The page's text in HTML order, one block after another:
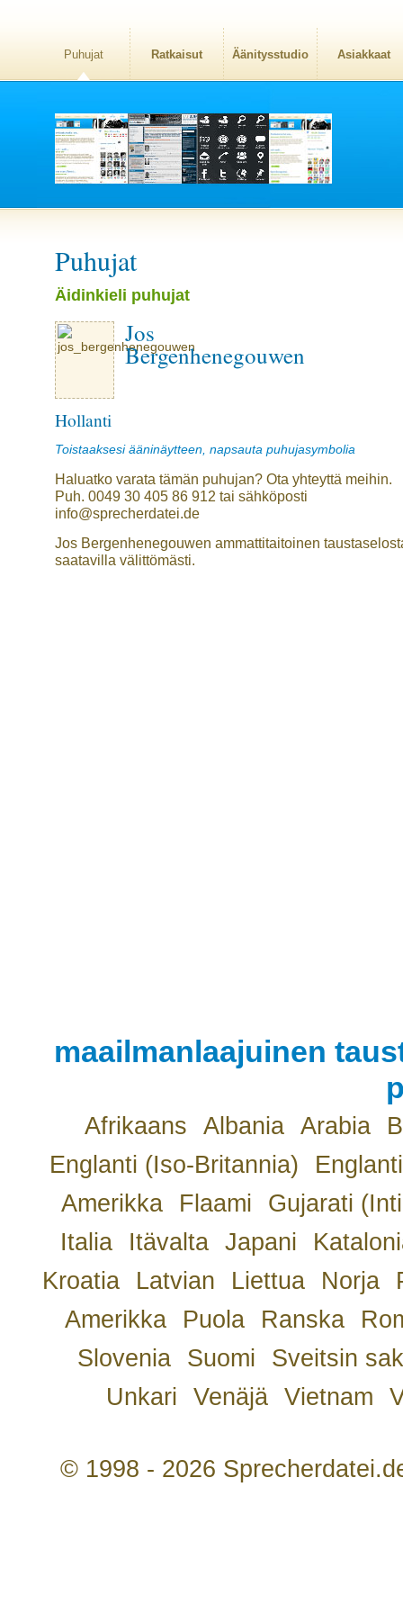
Puhujat Ratkaisut Äänitysstudio Asiakkaat
Puhujat
Äidinkieli puhujat
Jos
Bergenhenegouwen
Hollanti
Toistaaksesi ääninäytteen, napsauta puhujasymbolia
Haluatko varata tämän puhujan? Ota yhteyttä meihin.
Puh. 0049 30 405 86 912 tai sähköposti
info@sprecherdatei.de
Jos Bergenhenegouwen ammattitaitoinen
saatavilla välittömästi.
maailmanlaajuinen
Afrikaans Albania Arabia
Englanti (Iso-Britannia)
Amerikka
Flaami
Gujarati
Italia
Itävalta Japani
Kroatia
Latvian Liettua Norja
Amerikka
Puola Ranska
Slovenia
Suomi
Sveitsin
Unkari
Venäjä Vietnam
© 1998 - 2026